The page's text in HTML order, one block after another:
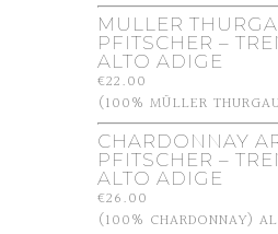
MULLER
PFITSCHER –
ALTO ADIGE
€22.00
(100% MÜLLER
CHARDONNAY
PFITSCHER –
ALTO ADIGE
€26.00
(100% CHARDONNAY)